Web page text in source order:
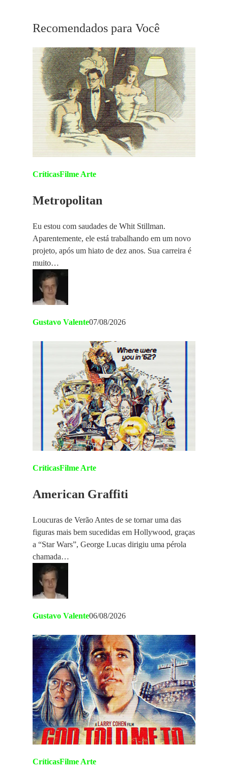
Recomendados para Você
CríticasFilme Arte
Metropolitan
Eu estou com saudades de Whit Stillman.
Aparentemente, ele está trabalhando em um novo
projeto, após um hiato de dez anos. Sua carreira é
muito…
Gustavo Valente07/08/2026
CríticasFilme Arte
American Graffiti
Loucuras de Verão Antes de se tornar uma das
figuras mais bem sucedidas em Hollywood, graças
a “Star Wars”, George Lucas dirigiu uma pérola
chamada…
Gustavo Valente06/08/2026
CríticasFilme Arte